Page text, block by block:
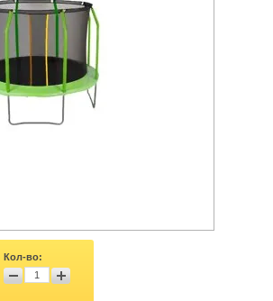
Кол-во: